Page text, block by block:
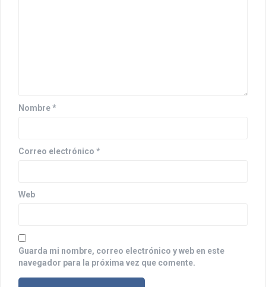
n
t
r
a
a
Nombre*
Correo electrónico *
Web
Guarda mi nombre, correo electrónico y web en este
navegador para la próxima vez que comente.